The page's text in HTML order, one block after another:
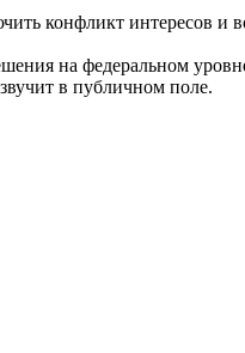
конфликт интересов
на федеральном
в публичном поле.